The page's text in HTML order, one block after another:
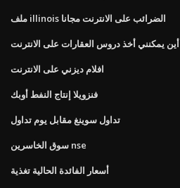
ملف illinois الضرائب على الانترنت مجانا
أين يمكنني أخذ دروس العقارات على الانترنت
افلام ديزني على الانترنت
فنزويلا إنتاج النفط أوبك
تداول سوينغ مقابل يوم تداول
سوق الخاسرين nse
أسعار الفائدة الحالية تغذية